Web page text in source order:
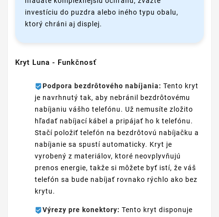
investíciu do puzdra alebo iného typu obalu,
ktorý chráni aj displej.
Kryt Luna - Funkčnosť
Podpora bezdrôtového nabíjania: Tento kryt
je navrhnutý tak, aby nebránil bezdrôtovému
nabíjaniu vášho telefónu. Už nemusíte zložito
hľadať nabíjací kábel a pripájať ho k telefónu.
Stačí položiť telefón na bezdrôtovú nabíjačku a
nabíjanie sa spustí automaticky. Kryt je
vyrobený z materiálov, ktoré neovplyvňujú
prenos energie, takže si môžete byť istí, že váš
telefón sa bude nabíjať rovnako rýchlo ako bez
krytu.
Výrezy pre konektory: Tento kryt disponuje